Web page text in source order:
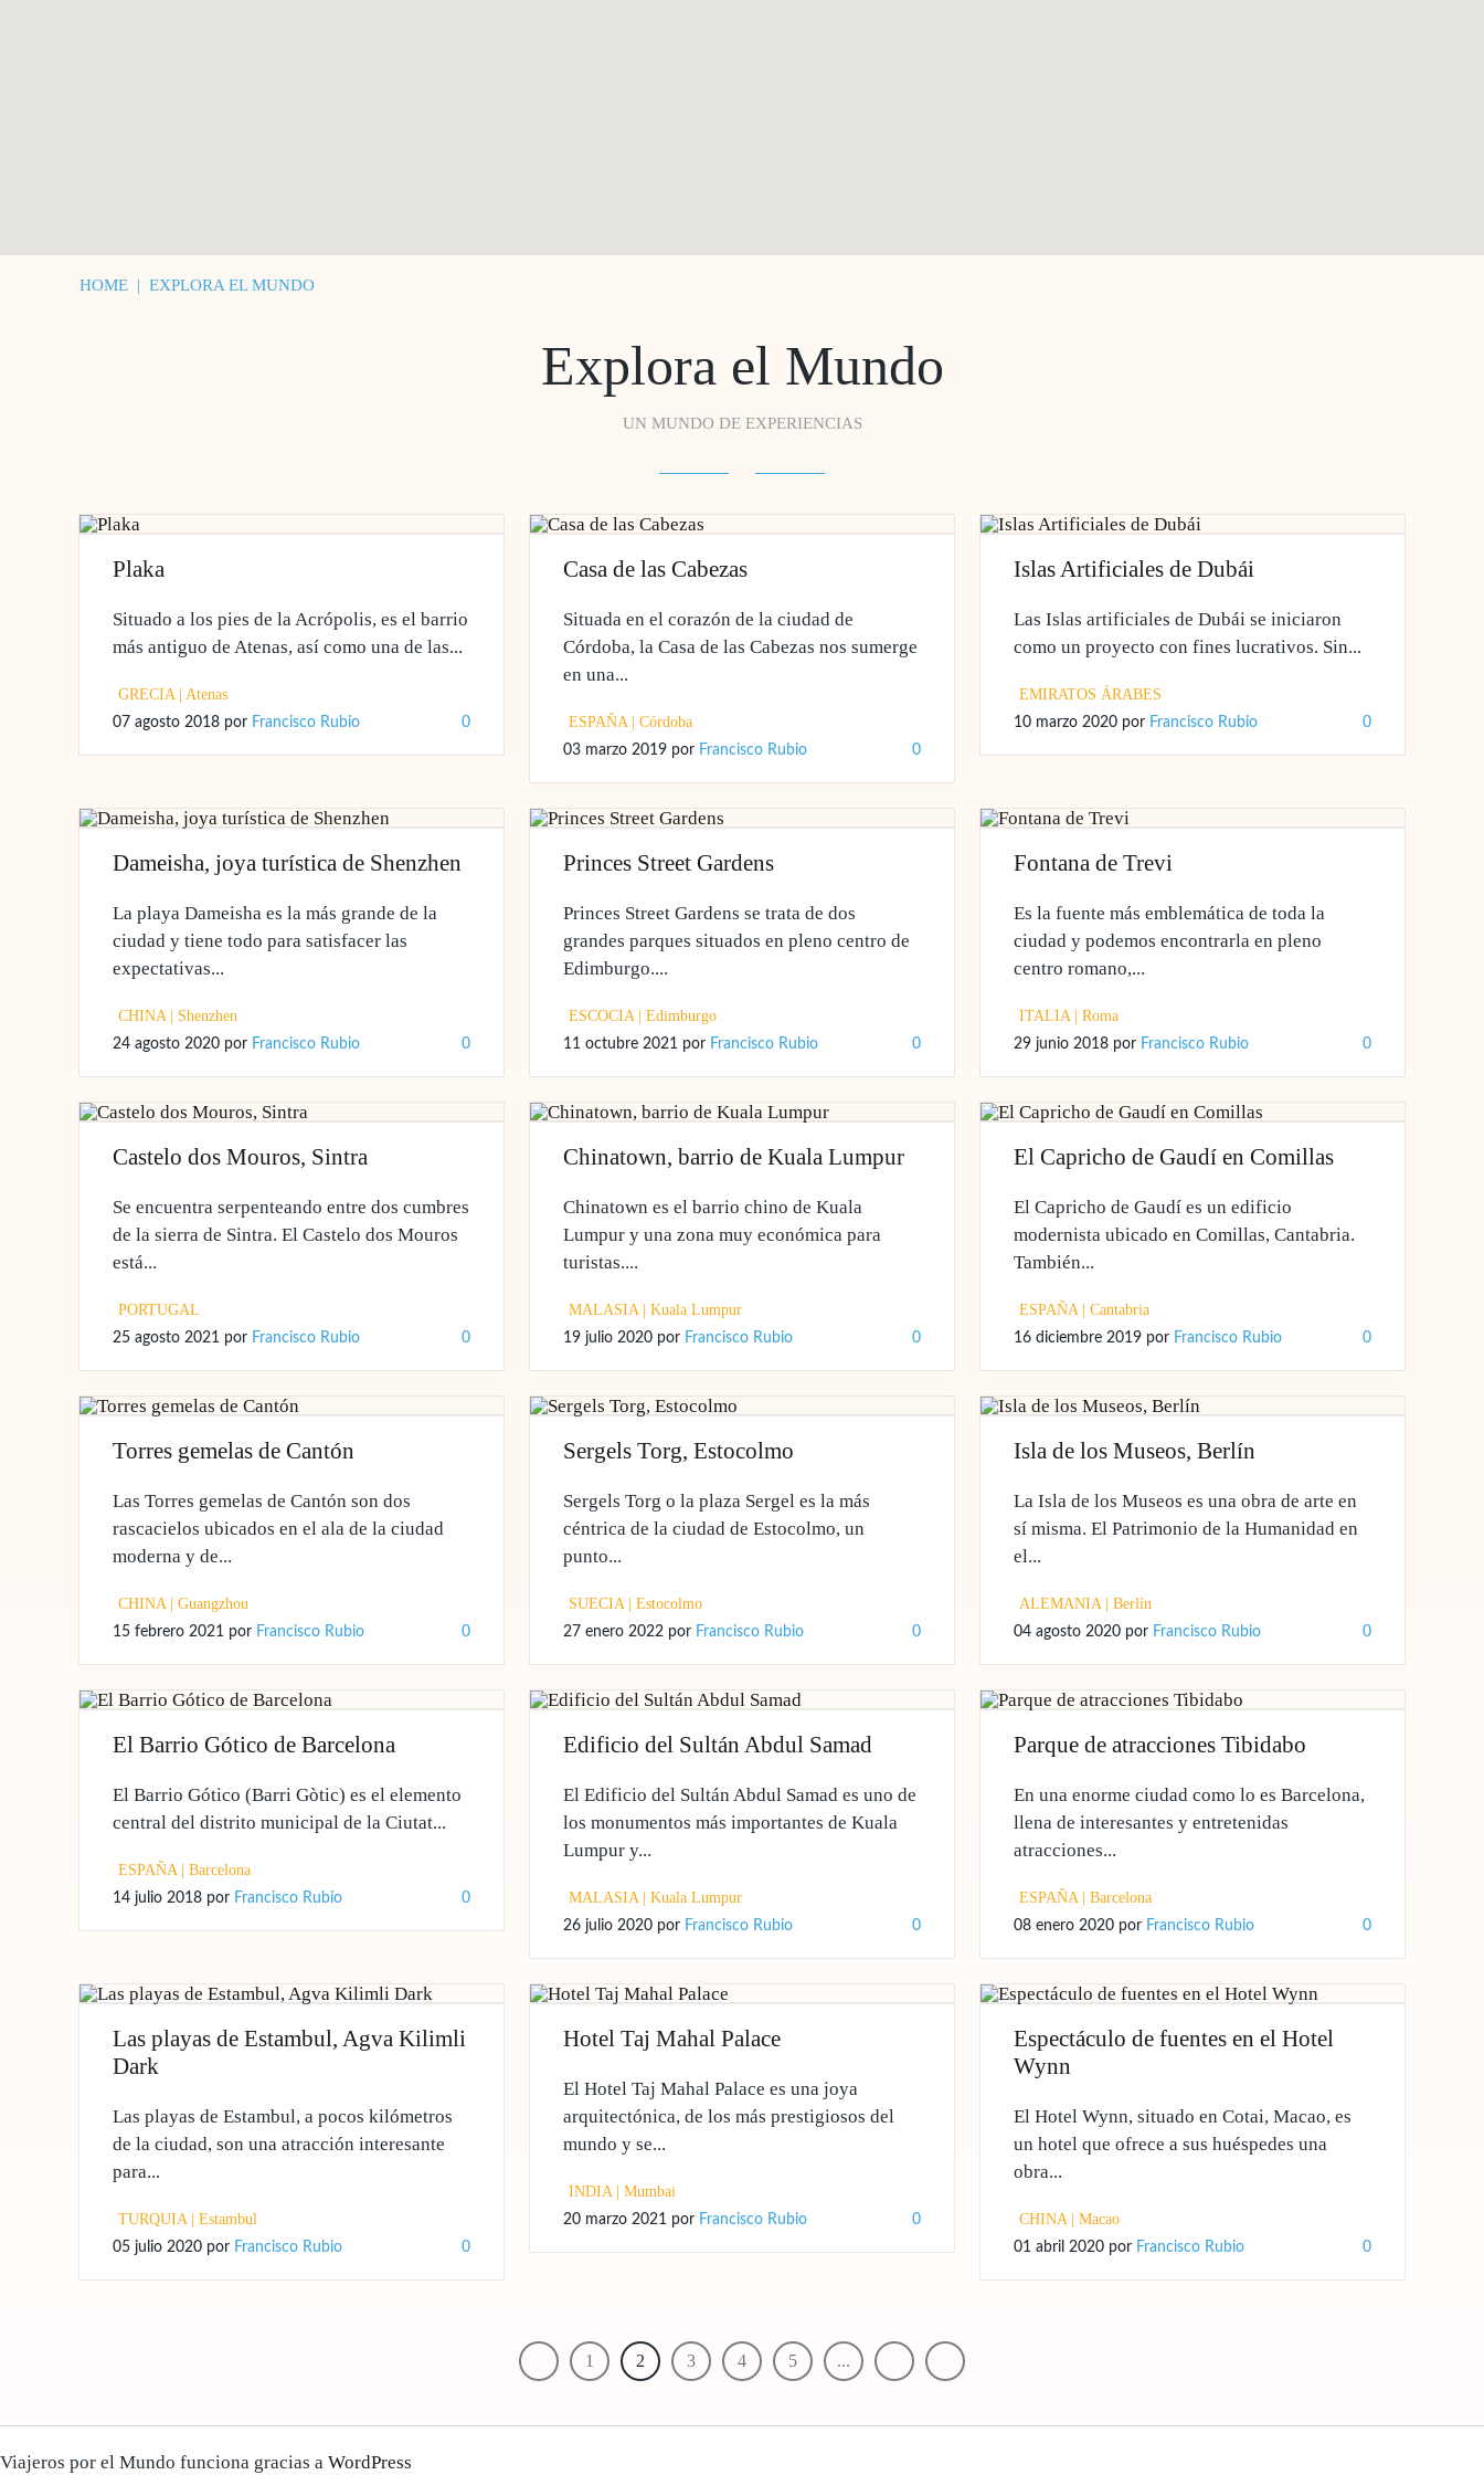
HOME | EXPLORA EL MUNDO
Explora el Mundo
UN MUNDO DE EXPERIENCIAS
Plaka
Situado a los pies de la Acrópolis, es el barrio
más antiguo de Atenas, así como una de las...
GRECIA| Atenas
07 agosto 2018 por Francisco Rubio 0
Casa de las Cabezas
Situada en el corazón de la ciudad de
Córdoba, la Casa de las Cabezas nos sumerge
en una...
ESPAÑA| Córdoba
03 marzo 2019 por Francisco Rubio 0
Islas Artificiales de Dubái
Las Islas artificiales de Dubái se iniciaron
como un proyecto con fines lucrativos. Sin...
EMIRATOS ÁRABES
10 marzo 2020 por Francisco Rubio 0
Dameisha, joya turística de Shenzhen
La playa Dameisha es la más grande de la
ciudad y tiene todo para satisfacer las
expectativas...
CHINA| Shenzhen
24 agosto 2020 por Francisco Rubio 0
Princes Street Gardens
Princes Street Gardens se trata de dos
grandes parques situados en pleno centro de
Edimburgo....
ESCOCIA| Edimburgo
11 octubre 2021 por Francisco Rubio 0
Fontana de Trevi
Es la fuente más emblemática de toda la
ciudad y podemos encontrarla en pleno
centro romano,...
ITALIA| Roma
29 junio 2018 por Francisco Rubio 0
Castelo dos Mouros, Sintra
Se encuentra serpenteando entre dos cumbres
de la sierra de Sintra. El Castelo dos Mouros
está...
PORTUGAL
25 agosto 2021 por Francisco Rubio 0
Chinatown, barrio de Kuala Lumpur
Chinatown es el barrio chino de Kuala
Lumpur y una zona muy económica para
turistas....
MALASIA| Kuala Lumpur
19 julio 2020 por Francisco Rubio 0
El Capricho de Gaudí en Comillas
El Capricho de Gaudí es un edificio
modernista ubicado en Comillas, Cantabria.
También...
ESPAÑA| Cantabria
16 diciembre 2019 por Francisco Rubio 0
Torres gemelas de Cantón
Las Torres gemelas de Cantón son dos
rascacielos ubicados en el ala de la ciudad
moderna y de...
CHINA| Guangzhou
15 febrero 2021 por Francisco Rubio 0
Sergels Torg, Estocolmo
Sergels Torg o la plaza Sergel es la más
céntrica de la ciudad de Estocolmo, un
punto...
SUECIA| Estocolmo
27 enero 2022 por Francisco Rubio 0
Isla de los Museos, Berlín
La Isla de los Museos es una obra de arte en
sí misma. El Patrimonio de la Humanidad en
el...
ALEMANIA| Berlín
04 agosto 2020 por Francisco Rubio 0
El Barrio Gótico de Barcelona
El Barrio Gótico (Barri Gòtic) es el elemento
central del distrito municipal de la Ciutat...
ESPAÑA| Barcelona
14 julio 2018 por Francisco Rubio 0
Edificio del Sultán Abdul Samad
El Edificio del Sultán Abdul Samad es uno de
los monumentos más importantes de Kuala
Lumpur y...
MALASIA| Kuala Lumpur
26 julio 2020 por Francisco Rubio 0
Parque de atracciones Tibidabo
En una enorme ciudad como lo es Barcelona,
llena de interesantes y entretenidas
atracciones...
ESPAÑA| Barcelona
08 enero 2020 por Francisco Rubio 0
Las playas de Estambul, Agva Kilimli
Dark
Las playas de Estambul, a pocos kilómetros
de la ciudad, son una atracción interesante
para...
TURQUIA| Estambul
05 julio 2020 por Francisco Rubio 0
Hotel Taj Mahal Palace
El Hotel Taj Mahal Palace es una joya
arquitectónica, de los más prestigiosos del
mundo y se...
INDIA| Mumbai
20 marzo 2021 por Francisco Rubio 0
Espectáculo de fuentes en el Hotel
Wynn
El Hotel Wynn, situado en Cotai, Macao, es
un hotel que ofrece a sus huéspedes una
obra...
CHINA| Macao
01 abril 2020 por Francisco Rubio 0
1 2 3 4 5 ...
Viajeros por el Mundo funciona gracias a WordPress